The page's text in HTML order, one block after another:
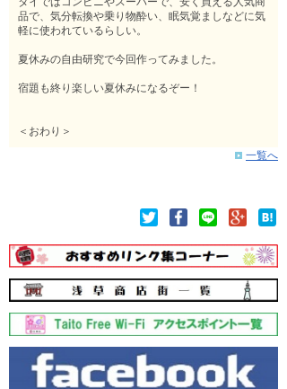
品で、気分転換や乗り物酔い、眠気覚ましなどに気
軽に使われているらしい。
夏休みの自由研究で今回作ってみました。
宿題も終り楽しい夏休みになるぞー！
＜おわり＞
一覧へ